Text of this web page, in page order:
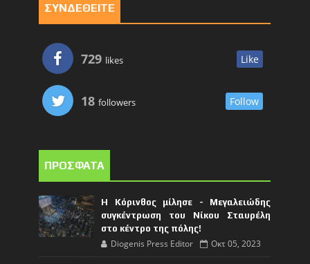
ΣΥΝΔΕΘΕΙΤΕ
729 likes Like
18 followers Follow
ΠΡΟΣΦΑΤΑ
Η Κόρινθος μίλησε - Μεγαλειώδης
συγκέντρωση του Νίκου Σταυρέλη
στο κέντρο της πόλης!
Diogenis Press Editor Οκτ 05, 2023